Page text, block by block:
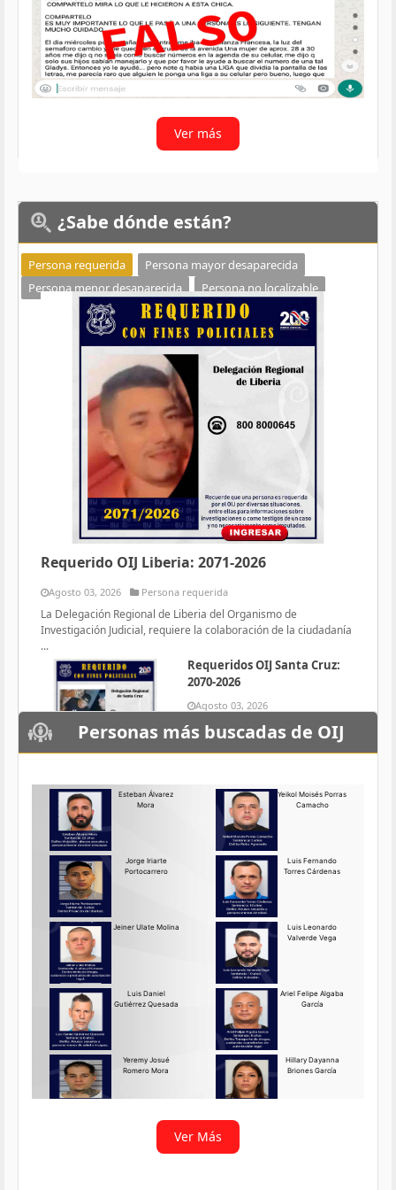
Ver más
¿Sabe dónde están?
Persona requerida
Persona mayor desaparecida
Persona menor desaparecida
Persona no localizable
Requerido OIJ Liberia: 2071-2026
Agosto 03, 2026 Persona requerida
La Delegación Regional de Liberia del Organismo de
Investigación Judicial, requiere la colaboración de la ciudadanía
...
Requeridos OIJ Santa Cruz:
2070-2026
Agosto 03, 2026
Persona requerida
La Delegación Regional de Santa
Requerido OIJ Puntarenas:
2069-2026
Agosto 03, 2026
Persona requerida
La Delegación Regional de
Puntarenas del Organismo de
Investigación
Ver más
Personas más buscadas de OIJ
Ver Más